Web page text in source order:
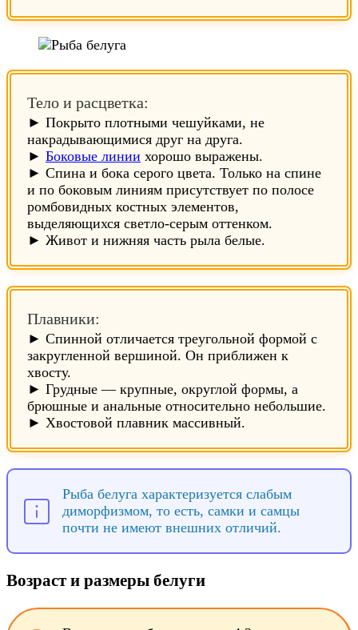
Тело и расцветка:
► Покрыто плотными чешуйками, не
накрадывающимися друг на друга.
► Боковые линии хорошо выражены.
► Спина и бока серого цвета. Только на спине
и по боковым линиям присутствует по полосе
ромбовидных костных элементов,
выделяющихся светло-серым оттенком.
► Живот и нижняя часть рыла белые.
Плавники:
► Спинной отличается треугольной формой с
закругленной вершиной. Он приближен к
хвосту.
► Грудные — крупные, округлой формы, а
брюшные и анальные относительно небольшие.
► Хвостовой плавник массивный.
Рыба белуга характеризуется слабым
диморфизмом, то есть, самки и самцы
почти не имеют внешних отличий.
Возраст и размеры белуги